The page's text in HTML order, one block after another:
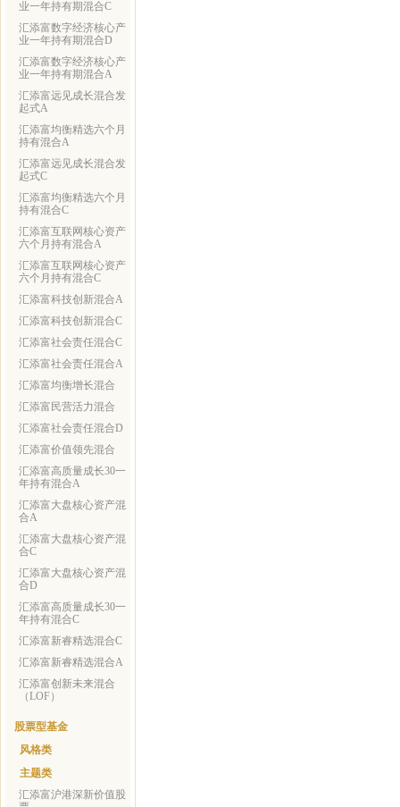
业一年持有期混合C
汇添富数字经济核心产
业一年持有期混合D
汇添富数字经济核心产
业一年持有期混合A
汇添富远见成长混合发
起式A
汇添富均衡精选六个月
持有混合A
汇添富远见成长混合发
起式C
汇添富均衡精选六个月
持有混合C
汇添富互联网核心资产
六个月持有混合A
汇添富互联网核心资产
六个月持有混合C
汇添富科技创新混合A
汇添富科技创新混合C
汇添富社会责任混合C
汇添富社会责任混合A
汇添富均衡增长混合
汇添富民营活力混合
汇添富社会责任混合D
汇添富价值领先混合
汇添富高质量成长30一
年持有混合A
汇添富大盘核心资产混
合A
汇添富大盘核心资产混
合C
汇添富大盘核心资产混
合D
汇添富高质量成长30一
年持有混合C
汇添富新睿精选混合C
汇添富新睿精选混合A
汇添富创新未来混合
（LOF）
股票型基金
风格类
主题类
汇添富沪港深新价值股